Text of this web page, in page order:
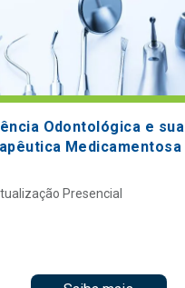
Odontológica e sua
Medicamentosa
Presencial